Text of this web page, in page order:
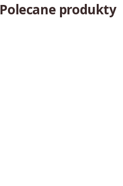
Polecane produkty